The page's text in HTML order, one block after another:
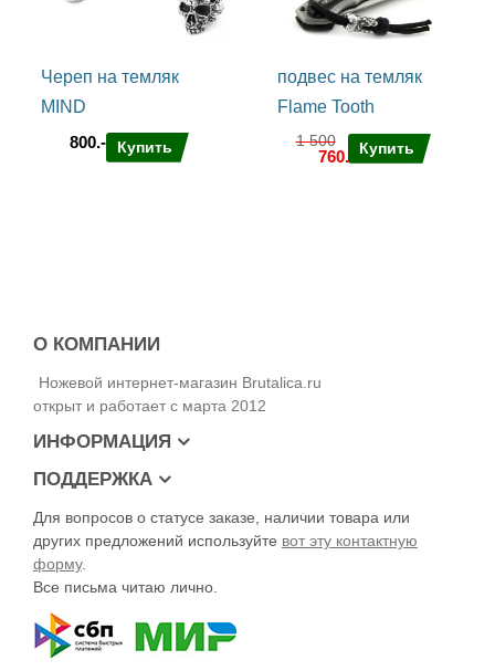
Череп на темляк
MIND
800.-
Купить
подвес на темляк
Flame Tooth
1 500
760.- Купить
О КОМПАНИИ
Ножевой интернет-магазин Brutalica.ru
открыт и работает с марта 2012
ИНФОРМАЦИЯ
ПОДДЕРЖКА
Для вопросов о статусе заказе, наличии товара или
других предложений используйте вот эту контактную
форму.
Все письма читаю лично.